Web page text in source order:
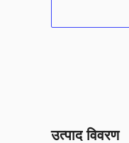
उत्पाद विवरण